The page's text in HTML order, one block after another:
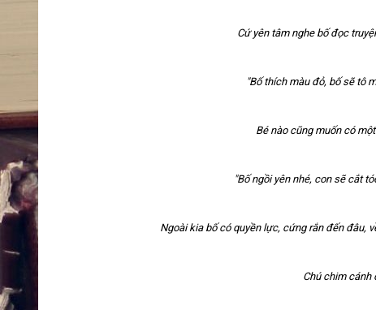
Cứ yên tâm nghe bố đọc
"Bố thích màu đỏ, bố sẽ tô
Bé nào cũng muốn có
"Bố ngồi yên nhé, con sẽ cắt
Ngoài kia bố có quyền lực, cứng rắn đến đâu,
Chú chim cánh